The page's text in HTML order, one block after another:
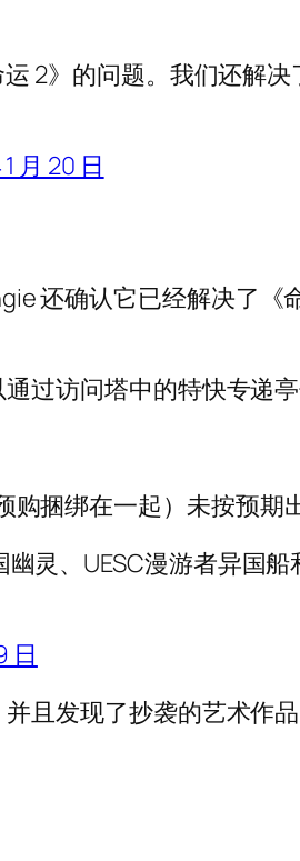
2》的问题。我们还解
月 20 日
还确认它已经解决了
过访问塔中的特快专递亭
捆绑在一起）未按预期
灵、UESC漫游者异国船
日
且发现了抄袭的艺术作